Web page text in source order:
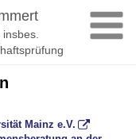
Mainz e.V.